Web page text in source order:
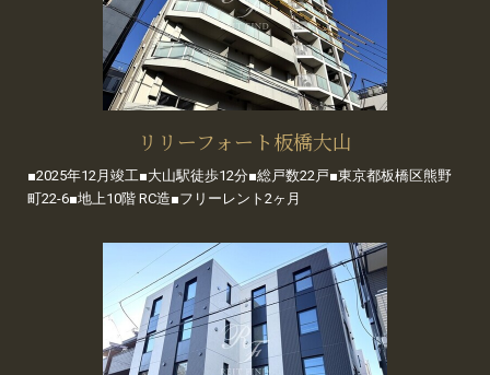
リリーフォート板橋大山
■2025年12月竣工■大山駅徒歩12分■総戸数22戸■東京都板橋区熊野
町22-6■地上10階 RC造■フリーレント2ヶ月